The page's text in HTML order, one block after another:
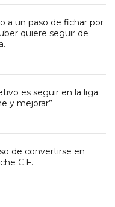
a un paso de fichar por
quiere seguir de
es seguir en la liga
y mejorar”
de convertirse en
C.F.